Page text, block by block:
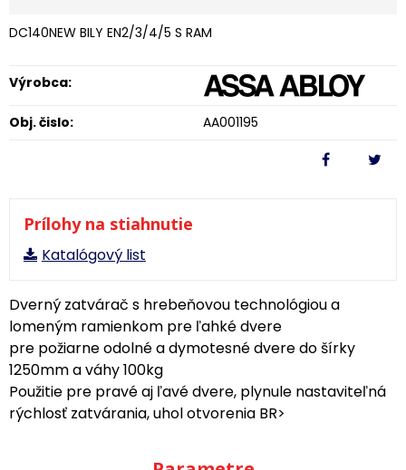
DC140NEW BILY EN2/3/4/5 S RAM
Výrobca:
Obj. čislo: AA001195
Prílohy na stiahnutie
Katalógový list
Dverný zatvárač s hrebeňovou technológiou a
lomeným ramienkom pre ľahké dvere
pre požiarne odolné a dymotesné dvere do šírky
1250mm a váhy 100kg
Použitie pre pravé aj ľavé dvere, plynule nastaviteľná
rýchlosť zatvárania, uhol otvorenia BR>